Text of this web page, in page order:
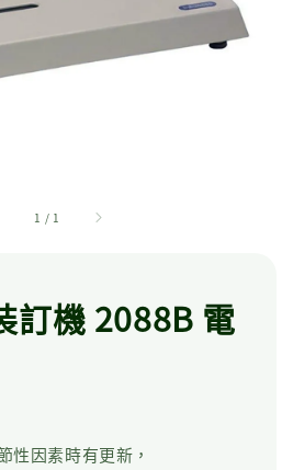
1 / 1
訂機 2088B 電
性因素時有更新，